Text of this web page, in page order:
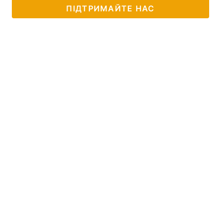
ПІДТРИМАЙТЕ НАС